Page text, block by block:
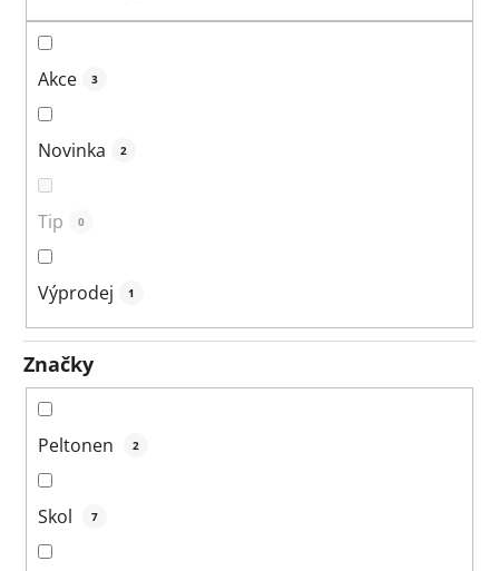
Akce 3
Novinka 2
Tip 0
Výprodej 1
Značky
Peltonen 2
Skol 7